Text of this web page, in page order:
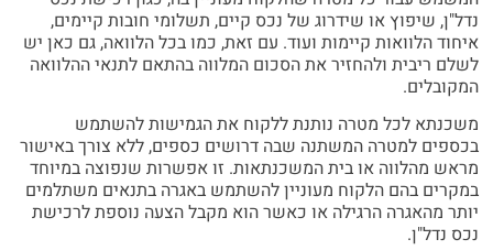
נדל"ן, שיפוץ או שידרוג של נכס קיים, תשלומי חובות קיימים,
איחוד הלוואות קיימות ועוד. עם זאת, כמו בכל הלוואה, גם כאן יש
לשלם ריבית ולהחזיר את הסכום המלווה בהתאם לתנאי ההלוואה
המקובלים.
משכנתא לכל מטרה נותנת ללקוח את הגמישות להשתמש
בכספים למטרה המשתנה שבה דרושים כספים, ללא צורך באישור
מראש מהלווה או בית המשכנתאות. זו אפשרות שנפוצה במיוחד
במקרים בהם הלקוח מעוניין להשתמש באגרה בתנאים משתלמים
יותר מהאגרה הרגילה או כאשר הוא מקבל הצעה נוספת לרכישת
נכס נדל"ן.